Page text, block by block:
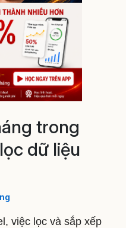
trong
dữ liệu
việc lọc và sắp xếp